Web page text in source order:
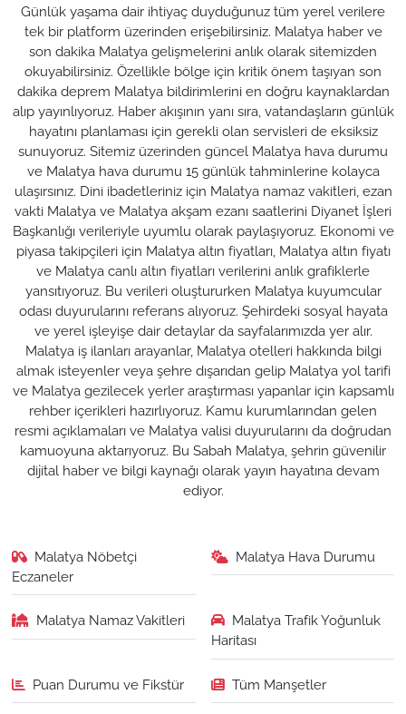
Günlük yaşama dair ihtiyaç duyduğunuz tüm yerel verilere
tek bir platform üzerinden erişebilirsiniz. Malatya haber ve
son dakika Malatya gelişmelerini anlık olarak sitemizden
okuyabilirsiniz. Özellikle bölge için kritik önem taşıyan son
dakika deprem Malatya bildirimlerini en doğru kaynaklardan
alıp yayınlıyoruz. Haber akışının yanı sıra, vatandaşların günlük
hayatını planlaması için gerekli olan servisleri de eksiksiz
sunuyoruz. Sitemiz üzerinden güncel Malatya hava durumu
ve Malatya hava durumu 15 günlük tahminlerine kolayca
ulaşırsınız. Dini ibadetleriniz için Malatya namaz vakitleri, ezan
vakti Malatya ve Malatya akşam ezanı saatlerini Diyanet İşleri
Başkanlığı verileriyle uyumlu olarak paylaşıyoruz. Ekonomi ve
piyasa takipçileri için Malatya altın fiyatları, Malatya altın fiyatı
ve Malatya canlı altın fiyatları verilerini anlık grafiklerle
yansıtıyoruz. Bu verileri oluştururken Malatya kuyumcular
odası duyurularını referans alıyoruz. Şehirdeki sosyal hayata
ve yerel işleyişe dair detaylar da sayfalarımızda yer alır.
Malatya iş ilanları arayanlar, Malatya otelleri hakkında bilgi
almak isteyenler veya şehre dışarıdan gelip Malatya yol tarifi
ve Malatya gezilecek yerler araştırması yapanlar için kapsamlı
rehber içerikleri hazırlıyoruz. Kamu kurumlarından gelen
resmi açıklamaları ve Malatya valisi duyurularını da doğrudan
kamuoyuna aktarıyoruz. Bu Sabah Malatya, şehrin güvenilir
dijital haber ve bilgi kaynağı olarak yayın hayatına devam
ediyor.
Malatya Nöbetçi
Eczaneler
Malatya Hava Durumu
Malatya Namaz Vakitleri
Malatya Trafik Yoğunluk
Haritası
Puan Durumu ve Fikstür Tüm Manşetler